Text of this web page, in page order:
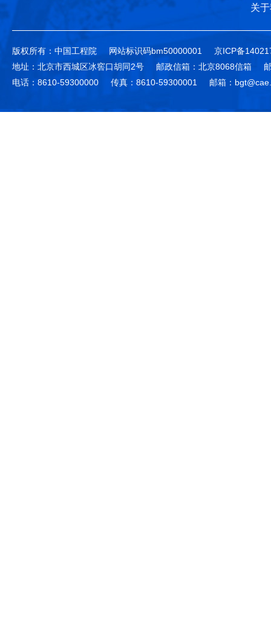
关
版权所有：中国工程院 网站标识码bm50000001
京ICP备
地址：北京市西城区冰窖口胡同2号
邮政信箱：北京8068信箱
电话：8610-59300000
传真：8610-59300001 邮箱：